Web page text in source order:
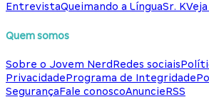
EntrevistaQueimando a LínguaSr. K
Quem somos
Sobre o Jovem NerdRedes sociais
PrivacidadePrograma de Integridade
SegurançaFale conoscoAnuncieRSS